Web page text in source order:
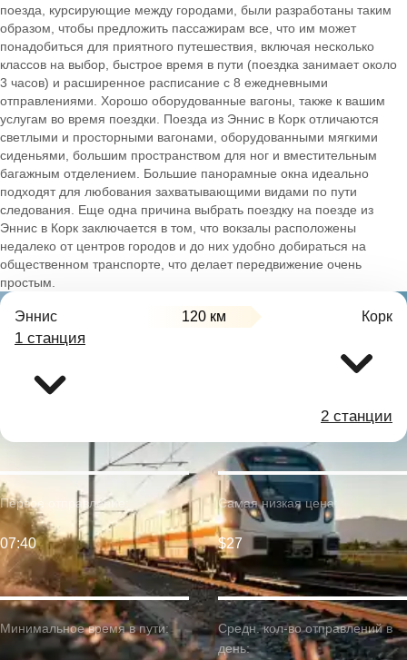
поезда, курсирующие между городами, были разработаны таким
образом, чтобы предложить пассажирам все, что им может
понадобиться для приятного путешествия, включая несколько
классов на выбор, быстрое время в пути (поездка занимает около
3 часов) и расширенное расписание с 8 ежедневными
отправлениями. Хорошо оборудованные вагоны, также к вашим
услугам во время поездки. Поезда из Эннис в Корк отличаются
светлыми и просторными вагонами, оборудованными мягкими
сиденьями, большим пространством для ног и вместительным
багажным отделением. Большие панорамные окна идеально
подходят для любования захватывающими видами по пути
следования. Еще одна причина выбрать поездку на поезде из
Эннис в Корк заключается в том, что вокзалы расположены
недалеко от центров городов и до них удобно добираться на
общественном транспорте, что делает передвижение очень
простым.
Эннис 120 км Корк
1 станция
2 станции
Минимальное время в пути:
Первое отправление:
07:40
Самая низкая цена:
$27
Средн. кол-во отправлений в
день: